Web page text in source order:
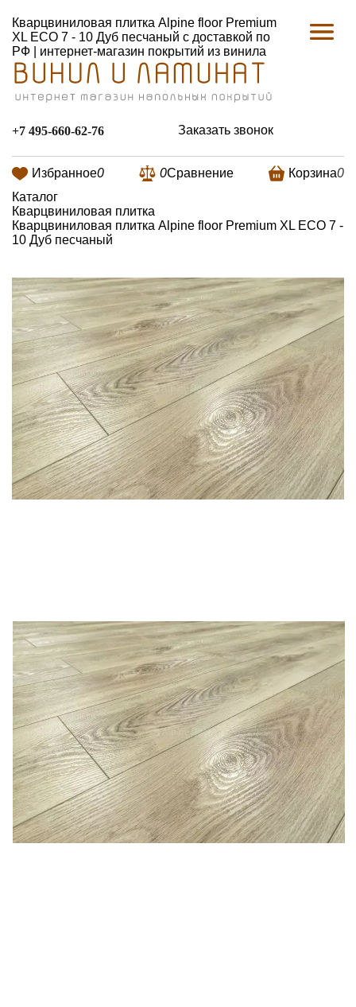
Кварцвиниловая плитка Alpine floor Premium
XL ECO 7 - 10 Дуб песчаный с доставкой по
РФ | интернет-магазин покрытий из винила
+7 495-660-62-76 Заказать звонок
Избранное0 0Сравнение Корзина0
Каталог
Кварцвиниловая плитка
Кварцвиниловая плитка Alpine floor Premium XL ECO 7 -
10 Дуб песчаный